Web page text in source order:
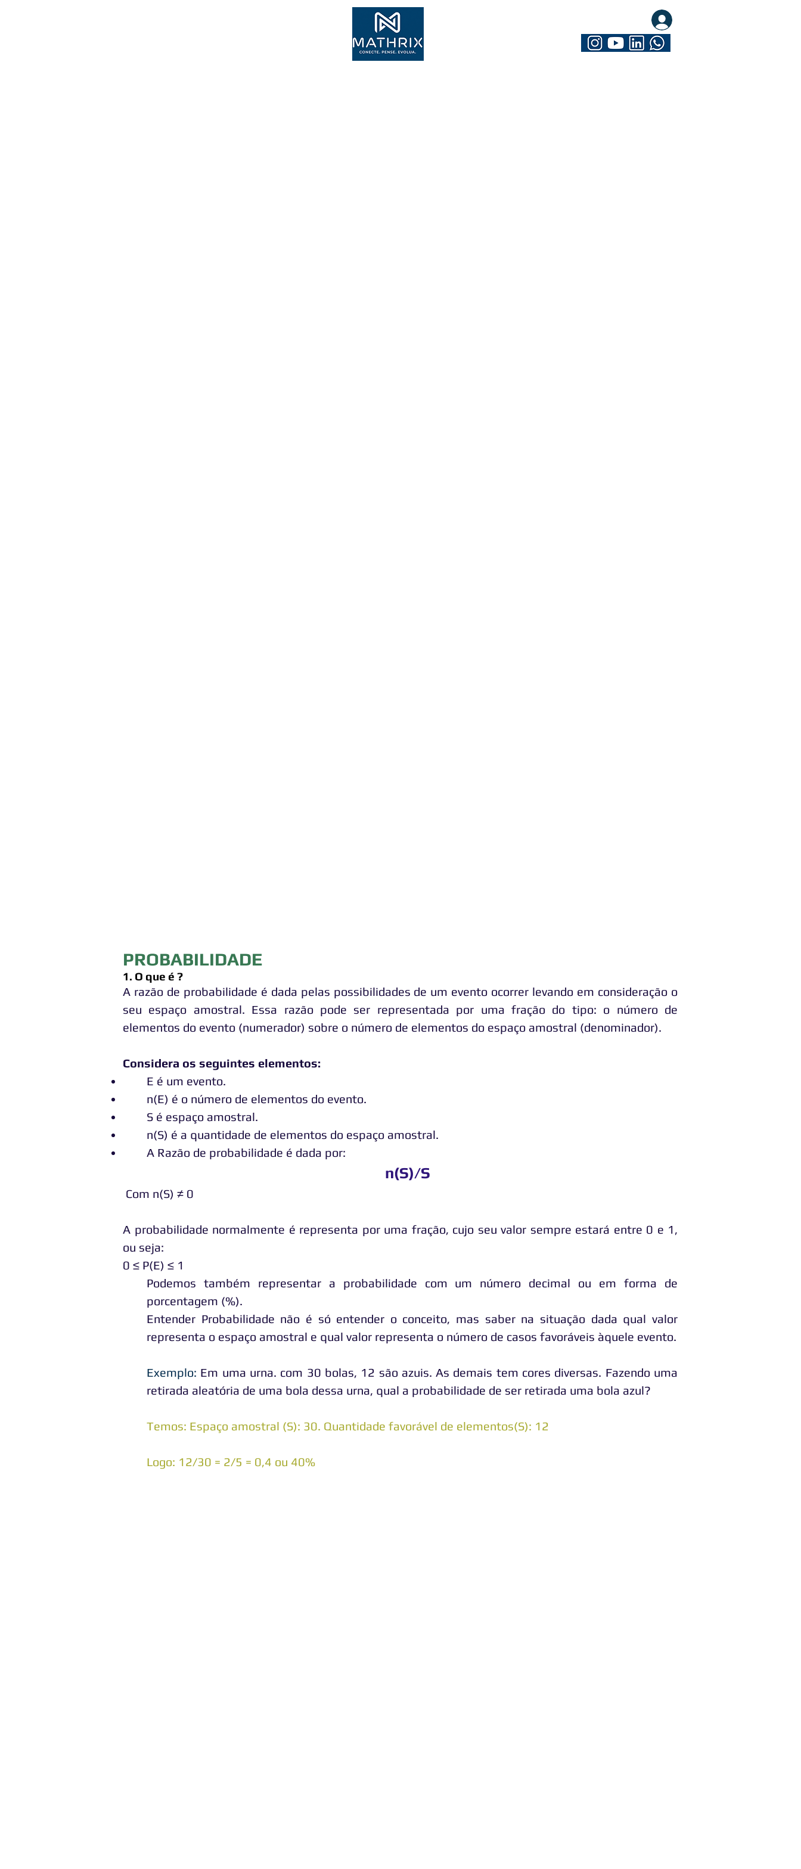
PROBABILIDADE
1. O que é ?
A razão de probabilidade é dada pelas possibilidades de um evento ocorrer levando em consideração o
seu espaço amostral. Essa razão pode ser representada por uma fração do tipo: o número de
elementos do evento (numerador) sobre o número de elementos do espaço amostral (denominador).
Considera os seguintes elementos:
E é um evento.
n(E) é o número de elementos do evento.
S é espaço amostral.
n(S) é a quantidade de elementos do espaço amostral.
A Razão de probabilidade é dada por:
n(S)/S​
Com n(S) ≠ 0
A probabilidade normalmente é representa por uma fração, cujo seu valor sempre estará entre 0 e 1,
ou seja:
0 ≤ P(E) ≤ 1
Podemos também representar a probabilidade com um número decimal ou em forma de
porcentagem (%).
Entender Probabilidade não é só entender o conceito, mas saber na situação dada qual valor
representa o espaço amostral e qual valor representa o número de casos favoráveis àquele evento.
Exemplo: Em uma urna. com 30 bolas, 12 são azuis. As demais tem cores diversas. Fazendo uma
retirada aleatória de uma bola dessa urna, qual a probabilidade de ser retirada uma bola azul?
Temos: Espaço amostral (S): 30. Quantidade favorável de elementos(S): 12
Logo: 12/30 = 2/5 = 0,4 ou 40%